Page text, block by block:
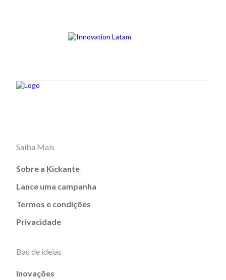
Saiba Mais
Sobre a Kickante
Lance uma campanha
Termos e condições
Privacidade
Baú de ideias
Inovações